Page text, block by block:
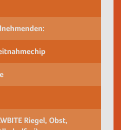
Riegel, Obst,